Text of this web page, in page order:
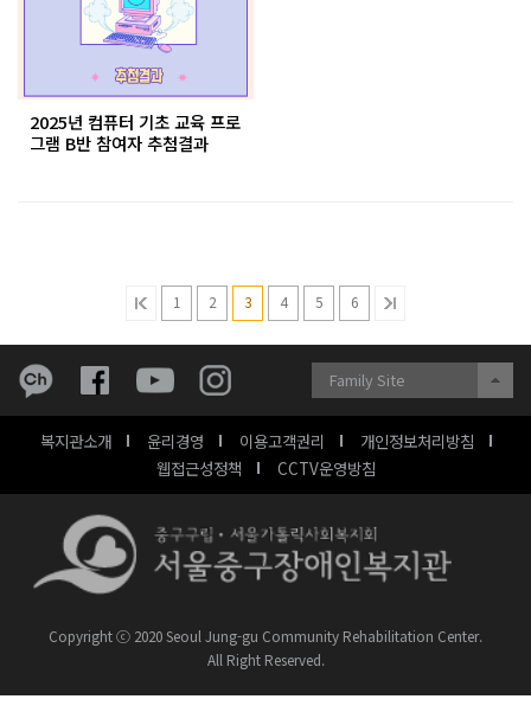
2025년 컴퓨터 기초 교육 프로
그램 B반 참여자 추첨결과
1 2 3 4 5 6
복지관소개 윤리경영 이용고객권리
개인정보처리방침
웹접근성정책
CCTV운영방침
Family Site
Copyright ⓒ 2020 Seoul Jung-gu Community Rehabilitation Center.
All Right Reserved.